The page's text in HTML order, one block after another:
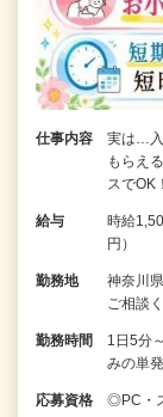
仕事内容
実は…入
もらえ
スでOK
給与
時給
円）
勤務地
神奈川
ご相談
勤務時間
1日5分
みの単
応募資格
◎PC・